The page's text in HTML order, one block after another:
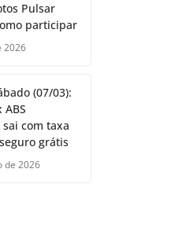
Pulsar
participar
2026
(07/03):
ABS
com taxa
grátis
de 2026